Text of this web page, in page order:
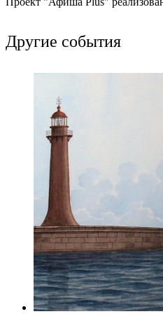
Другие события